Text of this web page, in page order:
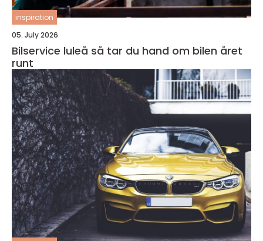
inspiration
05. July 2026
Bilservice luleå så tar du hand om bilen året
runt